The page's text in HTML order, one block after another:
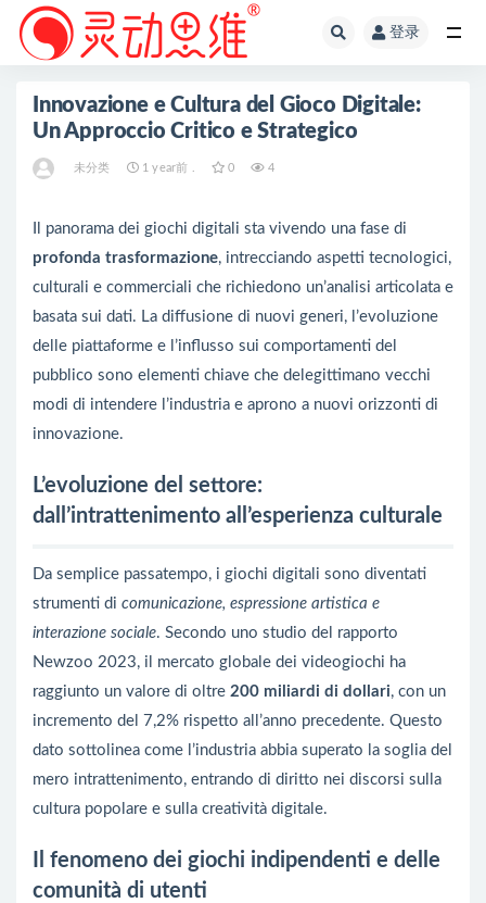
登录
Innovazione e Cultura del Gioco Digitale:
Un Approccio Critico e Strategico
未分类 1 year前 . 0 4
Il panorama dei giochi digitali sta vivendo una fase di
profonda trasformazione, intrecciando aspetti tecnologici,
culturali e commerciali che richiedono un’analisi articolata e
basata sui dati. La diffusione di nuovi generi, l’evoluzione
delle piattaforme e l’influsso sui comportamenti del
pubblico sono elementi chiave che delegittimano vecchi
modi di intendere l’industria e aprono a nuovi orizzonti di
innovazione.
L’evoluzione del settore:
dall’intrattenimento all’esperienza culturale
Da semplice passatempo, i giochi digitali sono diventati
strumenti di comunicazione, espressione artistica e
interazione sociale. Secondo uno studio del rapporto
Newzoo 2023, il mercato globale dei videogiochi ha
raggiunto un valore di oltre 200 miliardi di dollari, con un
incremento del 7,2% rispetto all’anno precedente. Questo
dato sottolinea come l’industria abbia superato la soglia del
mero intrattenimento, entrando di diritto nei discorsi sulla
cultura popolare e sulla creatività digitale.
Il fenomeno dei giochi indipendenti e delle
comunità di utenti
全部